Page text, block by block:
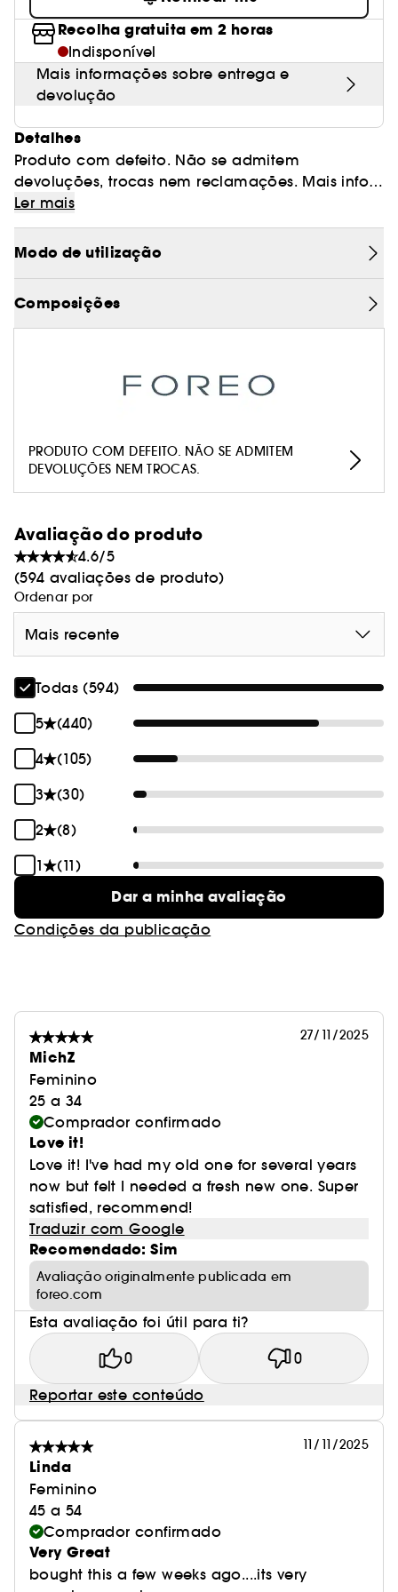
Recolha gratuita em 2 horas
Indisponível
Mais informações sobre entrega e
devolução
Detalhes
Produto com defeito. Não se admitem
devoluções, trocas nem reclamações. Mais info:
https://www.sephora.pt/campanhas.html
O LUNA mini 3 é um massageador de limpeza
facial com tecnologia T-Sonic™ aprimorada,
uma superfície dupla, para uma experiência de
cuidado da pele totalmente customizável. O
maior, conectividade com o aplicativo e
filamentos mais macios e mais longos. Junte isso
Ler mais
Modo de utilização
Composições
PRODUTO COM DEFEITO. NÃO SE ADMITEM
DEVOLUÇÕES NEM TROCAS.
Avaliação do produto
4.6/5
(594 avaliações de produto)
Ordenar por
Mais recente
Todas (594)
5
(440)
4
(105)
3
(30)
2
(8)
1
(11)
Dar a minha avaliação
Condições da publicação
27/11/2025
MichZ
Feminino
25 a 34
Comprador confirmado
Love it!
Love it! I've had my old one for several years
now but felt I needed a fresh new one. Super
satisfied, recommend!
Traduzir com Google
Recomendado: Sim
Avaliação originalmente publicada em
foreo.com
Esta avaliação foi útil para ti?
0 0
Reportar este conteúdo
11/11/2025
Linda
Feminino
45 a 54
Comprador confirmado
Very Great
bought this a few weeks ago....its very